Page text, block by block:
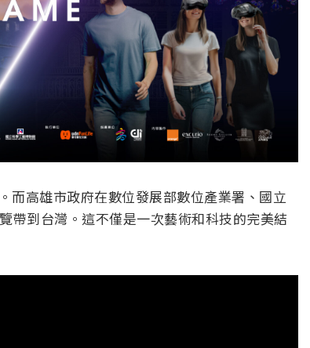
而高雄市政府在數位發展部數位產業署、國立
帶到台灣。這不僅是一次藝術和科技的完美結